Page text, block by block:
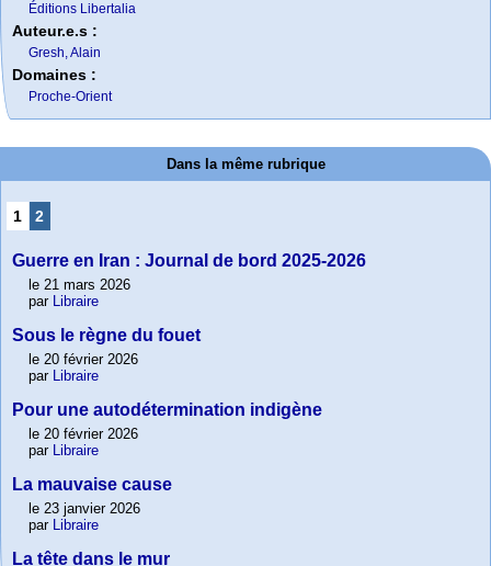
Éditions Libertalia
Auteur.e.s :
Gresh, Alain
Domaines :
Proche-Orient
Dans la même rubrique
1 2
Guerre en Iran : Journal de bord 2025-2026
le 21 mars 2026
par Libraire
Sous le règne du fouet
le 20 février 2026
par Libraire
Pour une autodétermination indigène
le 20 février 2026
par Libraire
La mauvaise cause
le 23 janvier 2026
par Libraire
La tête dans le mur